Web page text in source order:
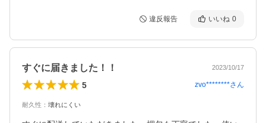
違反報告 いいね 0
すぐに届きました！！ 2023/10/17
5 zvo********さん
耐久性 ： 壊れにくい